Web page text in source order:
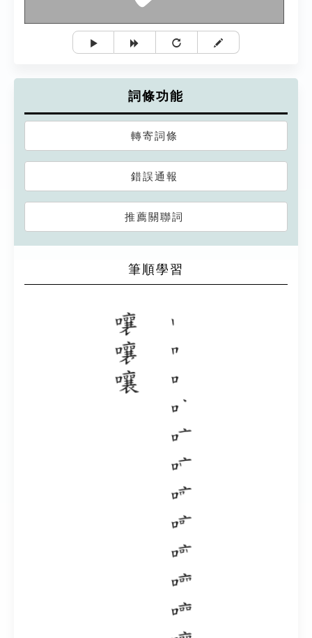
詞條功能
轉寄詞條
錯誤通報
推薦關聯詞
筆順學習